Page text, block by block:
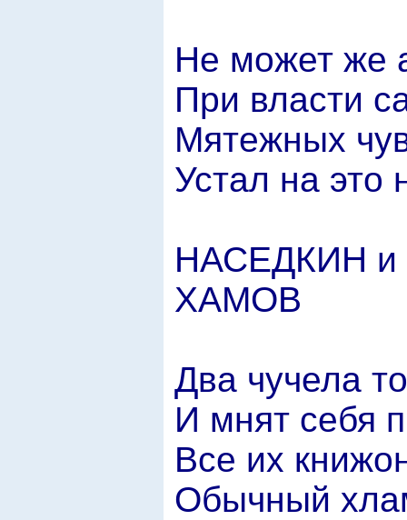
Не может же
При власти
Мятежных
Устал на это
НАСЕДКИН
ХАМОВ
Два чучела
И мнят себя
Все их
Обычный